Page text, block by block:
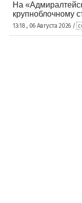
На
крупноблочному
13:18 , 06 Августа 2026 /